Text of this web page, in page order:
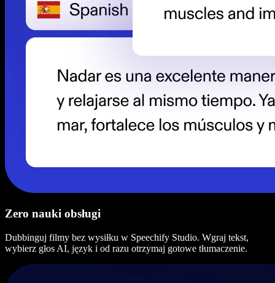
Zero nauki obsługi
Dubbinguj filmy bez wysiłku w Speechify Studio. Wgraj tekst,
wybierz głos AI, język i od razu otrzymaj gotowe tłumaczenie.